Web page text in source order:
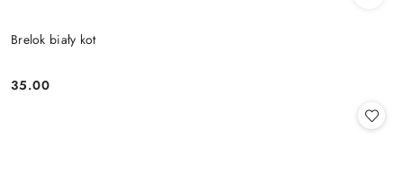
Brelok biały kot
Cena:
35.00